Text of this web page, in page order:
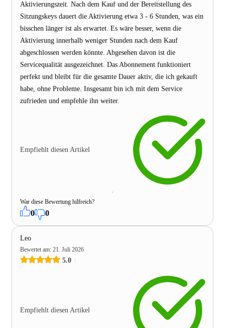
Aktivierungszeit. Nach dem Kauf und der Bereitstellung des
Sitzungskeys dauert die Aktivierung etwa 3 - 6 Stunden, was ein
bisschen länger ist als erwartet. Es wäre besser, wenn die
Aktivierung innerhalb weniger Stunden nach dem Kauf
abgeschlossen werden könnte. Abgesehen davon ist die
Servicequalität ausgezeichnet. Das Abonnement funktioniert
perfekt und bleibt für die gesamte Dauer aktiv, die ich gekauft
habe, ohne Probleme. Insgesamt bin ich mit dem Service
zufrieden und empfehle ihn weiter.
Empfiehlt diesen Artikel
War diese Bewertung hilfreich?
0 0
Leo
Bewertet am: 21. Juli 2026
5.0
Empfiehlt diesen Artikel